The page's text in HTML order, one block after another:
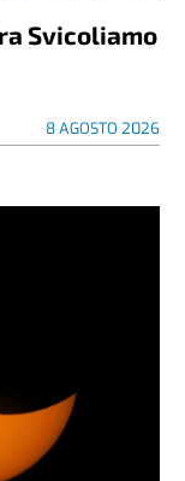
Svicoliamo
8 AGOSTO 2026